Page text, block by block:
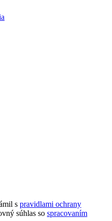
s pravidlami ochrany
súhlas so spracovaním